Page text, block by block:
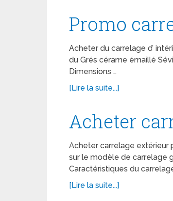
Promo
Acheter du carrelage d’
du Grés cérame émaillé
Dimensions …
[Lire la suite...]
Acheter
Acheter carrelage extérieur
sur le modèle de carrelage
Caractéristiques du
[Lire la suite...]